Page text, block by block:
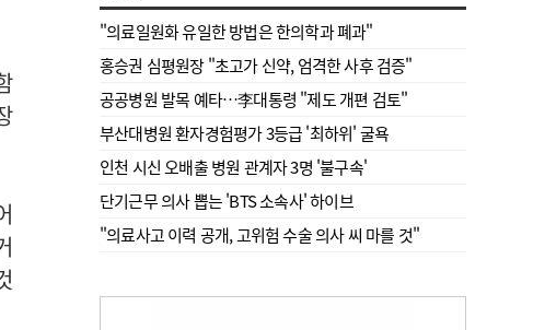
"의료일원화 유일한 방법은 한의학과 폐과"
홍승권 심평원장 " 초고가 신약, 엄격한 사후 검증"
공공병원 발목 예타…李대통령 "제도 개편 검토"
부산대병원 환자경험평가 3등급 '최하위' 굴욕
인천 시신 오배출 병원 관계자 3명 '불구속'
단기근무 의사 뽑는 'BTS 소속사' 하이브
"의료사고 이력 공개, 고위험 수술 의사 씨 마를 것"